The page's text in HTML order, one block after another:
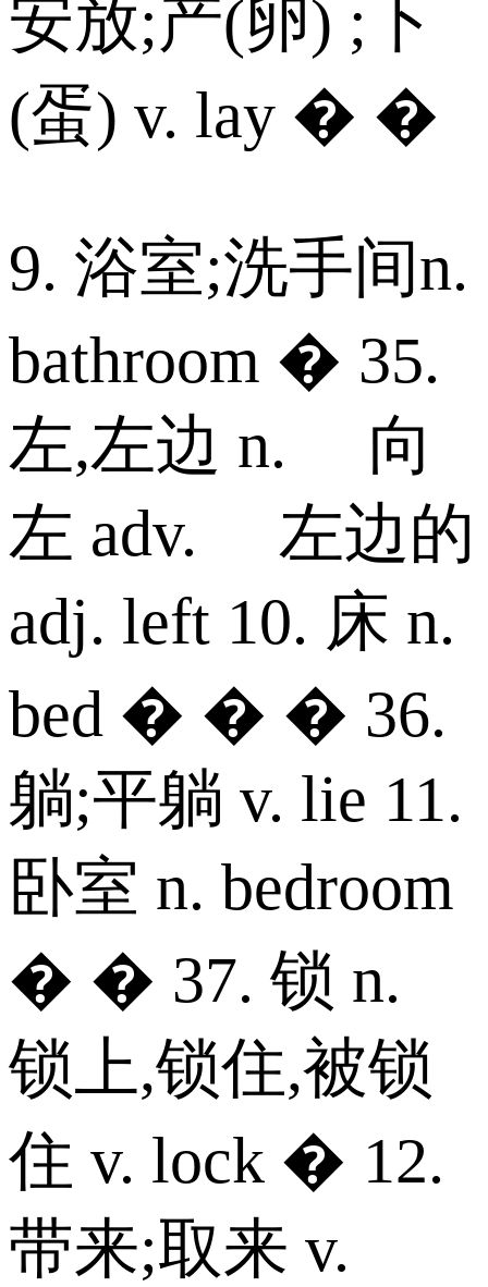
安放;产(卵) ;下
(蛋) v. lay � �
9. 浴室;洗手间n.
bathroom � 35.
左,左边 n. 向
左 adv. 左边的
adj. left 10. 床 n.
bed � � � 36.
躺;平躺 v. lie 11.
卧室 n. bedroom
� � 37. 锁 n.
锁上,锁住,被锁
住 v. lock � 12.
带来;取来 v.